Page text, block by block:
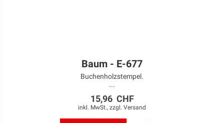
Baum - E-677
Buchenholzstempel.
...
15,96 CHF
inkl. MwSt., zzgl. Versand